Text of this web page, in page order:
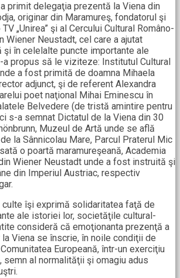
primit delegaţia prezentă la Viena din
originar din Maramureş, fondatorul şi
„Unirea” şi al Cercului Cultural Româno-
Wiener Neustadt, cel care a ajutat
şi în celelalte puncte importante ale
propus să le viziteze: Institutul Cultural
a fost primită de doamna Mihaela
adjunct, şi de referent Alexandra
poet naţional Mihai Eminescu în
Belvedere (de tristă amintire pentru
s-a semnat Dictatul de la Viena din 30
Muzeul de Artă unde se află
la Sânnicolau Mare, Parcul Praterul Mic
o poartă maramureşeană, Academia
Wiener Neustadt unde a fost instruită şi
din Imperiul Austriac, respectiv
culte îşi exprimă solidaritatea faţă de
ale istoriei lor, societăţile cultural-
consideră că emoţionanta prezenţă a
Viena se înscrie, în noile condiţii de
Europeană, într-un exerciţiu
al normalităţii şi omagiu adus